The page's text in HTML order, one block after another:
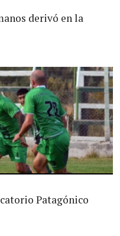
derivó en la
Patagónico